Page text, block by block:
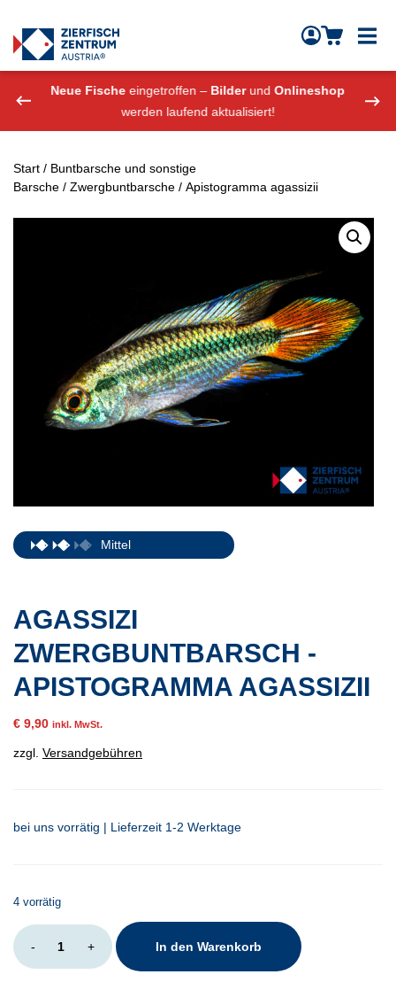
Zierfisch Aquarium Austria
Neue Fische eingetroffen – BilderundOnlineshop
werden laufend aktualisiert!
Start / Buntbarsche und sonstige
Barsche / Zwergbuntbarsche / Apistogramma agassizii
Mittel
AGASSIZI
ZWERGBUNTBARSCH -
APISTOGRAMMA AGASSIZII
€ 9,90 inkl. MwSt.
zzgl. Versandgebühren
bei uns vorrätig | Lieferzeit 1-2 Werktage
4 vorrätig
-
Apistogramma
agassizii
Menge
+ In den Warenkorb